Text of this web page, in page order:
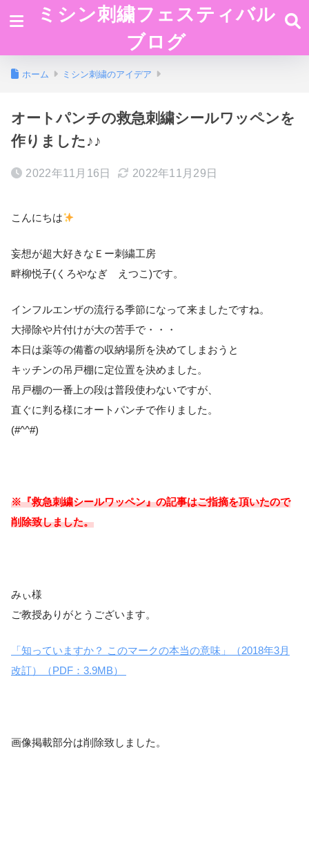
ミシン刺繍フェスティバル
ブログ
ホーム ミシン刺繍のアイデア
オートパンチの救急刺繍シールワッペンを
作りました♪♪
2022年11月16日 2022年11月29日
こんにちは
妄想が超大好きなＥー刺繍工房
畔柳悦子(くろやなぎ えつこ)です。
インフルエンザの流行る季節になって来ましたですね。
大掃除や片付けが大の苦手で・・・
本日は薬等の備蓄の収納場所を決めてしまおうと
キッチンの吊戸棚に定位置を決めました。
吊戸棚の一番上の段は普段使わないですが、
直ぐに判る様にオートパンチで作りました。
(#^^#)
※『救急刺繍シールワッペン』の記事はご指摘を頂いたので
削除致しました。
みぃ様
ご教授ありがとうございます。
「知っていますか？ このマークの本当の意味」（2018年3月
改訂）（PDF：3.9MB）
画像掲載部分は削除致しました。